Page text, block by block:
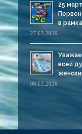
25
в
27.03.2026
всей
08.03.2026